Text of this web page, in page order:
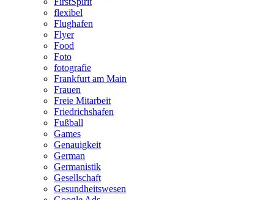
flexibel
Flughafen
Flyer
Food
Foto
fotografie
Frankfurt am Main
Frauen
Freie Mitarbeit
Friedrichshafen
Fußball
Games
Genauigkeit
German
Germanistik
Gesellschaft
Gesundheitswesen